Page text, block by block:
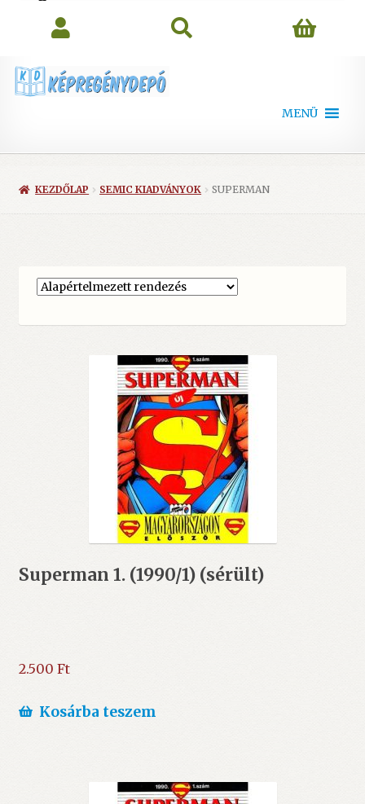
MENÜ
KEZDŐLAP SEMIC KIADVÁNYOK SUPERMAN
Superman 1. (1990/1) (sérült)
2.500 Ft
Kosárba teszem